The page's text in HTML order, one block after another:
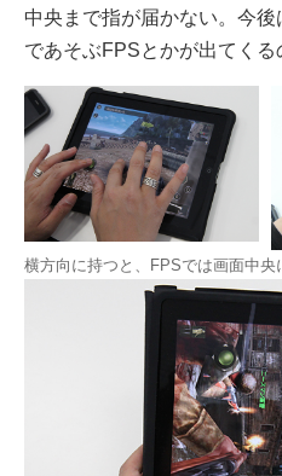
中央まで指が届かない。今
であそぶFPSとかが出てくる
横方向に持つと、FPSでは画面中